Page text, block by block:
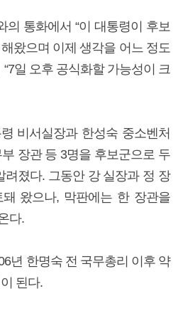
의 통화에서 “이 대통령이 후보
왔으며 이제 생각을 어느 정도
일 오후 공식화할 가능성이 크
비서실장과 한성숙 중소벤처
장관 등 3명을 후보군으로 두
려졌다. 그동안 강 실장과 정 장
왔으나, 막판에는 한 장관을
다.
년 한명숙 전 국무총리 이후 약
된다.